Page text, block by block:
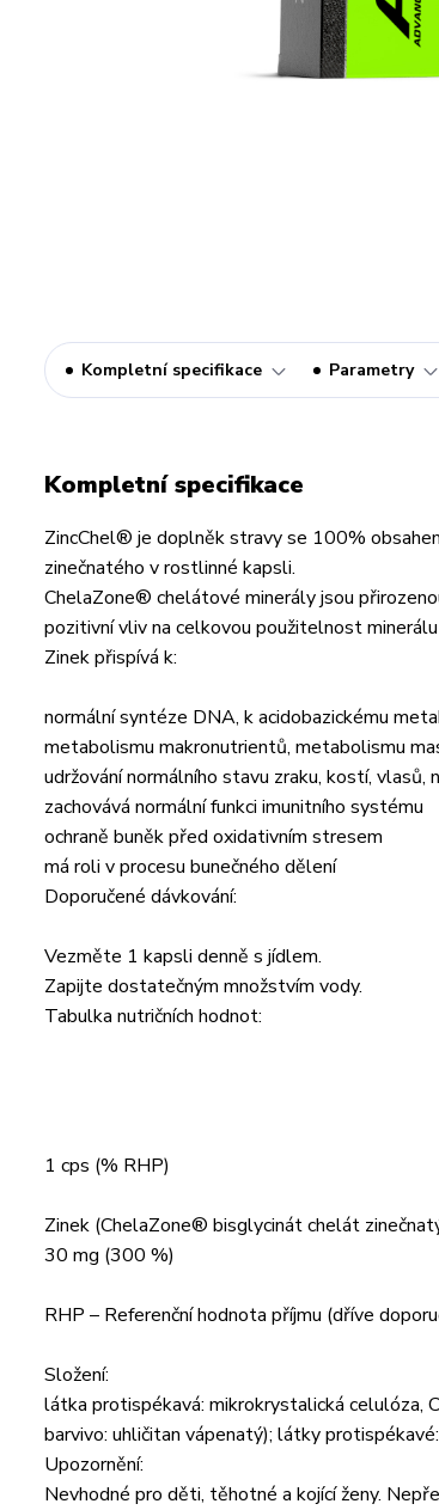
Kompletní specifikace Parametry
Kompletní specifikace
ZincChel® je doplněk stravy se 100%
zinečnatého v rostlinné kapsli.
ChelaZone® chelátové minerály jsou
pozitivní vliv na celkovou použitelnost
Zinek přispívá k:
normální syntéze DNA, k acidobazickému
metabolismu makronutrientů, metabolismu
udržování normálního stavu zraku, kostí,
zachovává normální funkci imunitního systému
ochraně buněk před oxidativním stresem
má roli v procesu bunečného dělení
Doporučené dávkování:
Vezměte 1 kapsli denně s jídlem.
Zapijte dostatečným množstvím vody.
Tabulka nutričních hodnot:
1 cps (% RHP)
Zinek (ChelaZone® bisglycinát chelát
30 mg (300 %)
RHP – Referenční hodnota příjmu (dříve
Složení:
látka protispékavá: mikrokrystalická celulóza,
barvivo: uhličitan vápenatý); látky
Upozornění:
Nevhodné pro děti, těhotné a kojící ženy.